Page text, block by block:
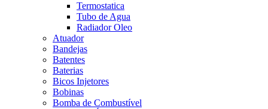
Termostatica
Tubo de Agua
Radiador Oleo
Atuador
Bandejas
Batentes
Baterias
Bicos Injetores
Bobinas
Bomba de Combustível